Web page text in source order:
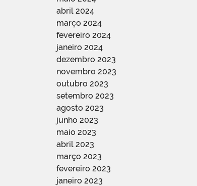
abril 2024
março 2024
fevereiro 2024
janeiro 2024
dezembro 2023
novembro 2023
outubro 2023
setembro 2023
agosto 2023
junho 2023
maio 2023
abril 2023
março 2023
fevereiro 2023
janeiro 2023